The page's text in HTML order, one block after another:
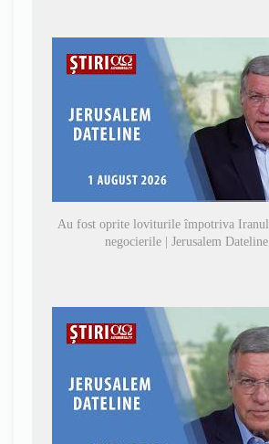
Au fost oprite loviturile împotriva
negocierile | Jerusalem